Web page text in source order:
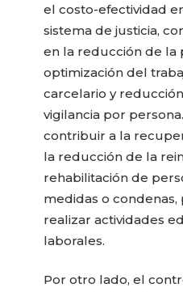
el costo-efectividad
sistema de justicia,
en la reducción de la
optimización del
carcelario y
vigilancia por
contribuir a la
la reducción de la
rehabilitación de
medidas o
realizar actividades
laborales.
Por otro lado, el